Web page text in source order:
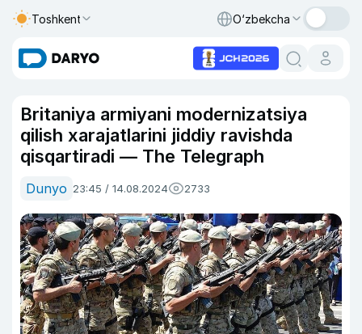
Toshkent O‘zbekcha
Britaniya armiyani modernizatsiya
qilish xarajatlarini jiddiy ravishda
qisqartiradi — The Telegraph
Dunyo 23:45 / 14.08.2024 2733